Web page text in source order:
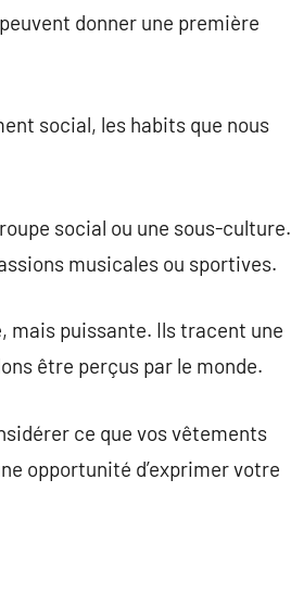
donner une première
social, les habits que nous
social ou une sous-culture.
musicales ou sportives.
mais puissante. Ils tracent une
être perçus par le monde.
ce que vos vêtements
opportunité d’exprimer votre